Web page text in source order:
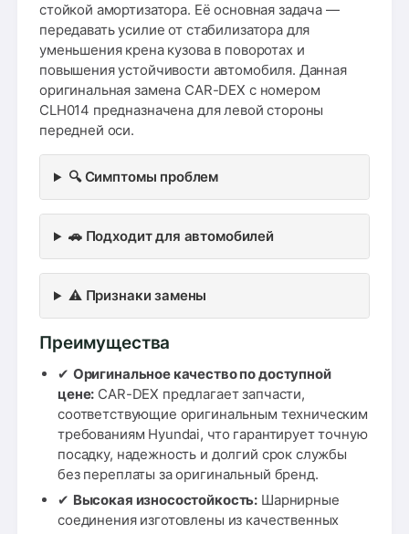
стойкой амортизатора. Её основная задача —
передавать усилие от стабилизатора для
уменьшения крена кузова в поворотах и
повышения устойчивости автомобиля. Данная
оригинальная замена CAR-DEX с номером
CLH014 предназначена для левой стороны
передней оси.
🔍 Симптомы проблем
🚗 Подходит для автомобилей
⚠️ Признаки замены
Преимущества
✔ Оригинальное качество по доступной
цене: CAR-DEX предлагает запчасти,
соответствующие оригинальным техническим
требованиям Hyundai, что гарантирует точную
посадку, надежность и долгий срок службы
без переплаты за оригинальный бренд.
✔ Высокая износостойкость: Шарнирные
соединения изготовлены из качественных